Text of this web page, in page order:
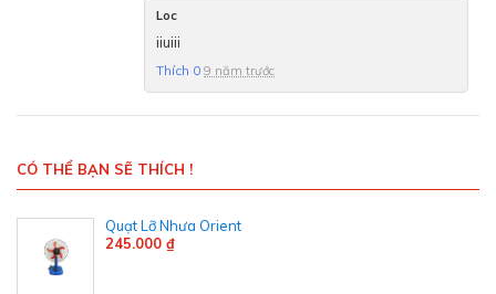
Loc
iiuiii
Thích 0 9 năm trước
CÓ THỂ BẠN SẼ THÍCH !
Quạt Lỡ Nhưa Orient
245.000 ₫